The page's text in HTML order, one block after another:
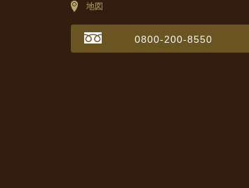
地図
0800-200-8550